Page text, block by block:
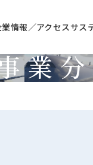
情報／アクセスサス
業